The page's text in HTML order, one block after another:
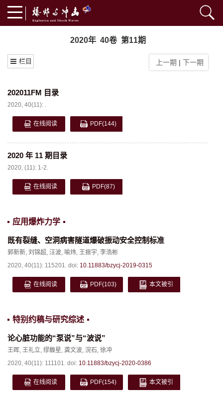
2020年 40卷 第11期
栏目 上一期 | 下一期
202011FM 目录
2020, 40(11): .
在线阅读 PDF(144)
2020 年 11 期目录
2020, (11): 1-2.
在线阅读 PDF(87)
应用爆炸力学
既有裂缝、空洞病害隧道爆破振动安全控制标准
郭新新, 刘锦超, 汪波, 喻炜, 王振宇, 李浩彬
2020, 40(11): 115201. doi: 10.11883/bzycj-2019-0315
在线阅读 PDF(103) 本文被引
特别约稿与研究综述
论心脏功能的“泵说”与“波说”
王晖, 王礼立, 缪馥星, 龚文波, 浣石, 徐冲
2020, 40(11): 111101. doi: 10.11883/bzycj-2020-0386
在线阅读 PDF(154) 本文被引